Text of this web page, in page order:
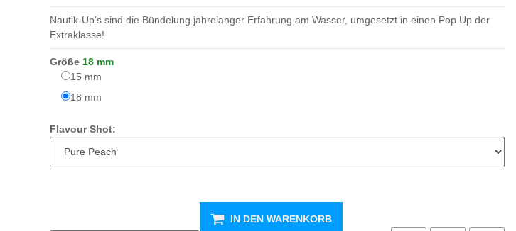
Nautik-Up's sind die Bündelung jahrelanger Erfahrung am Wasser, umgesetzt in einen Pop Up der
Extraklasse!
Größe 18 mm
15 mm
18 mm
Flavour Shot:
IN DEN WARENKORB